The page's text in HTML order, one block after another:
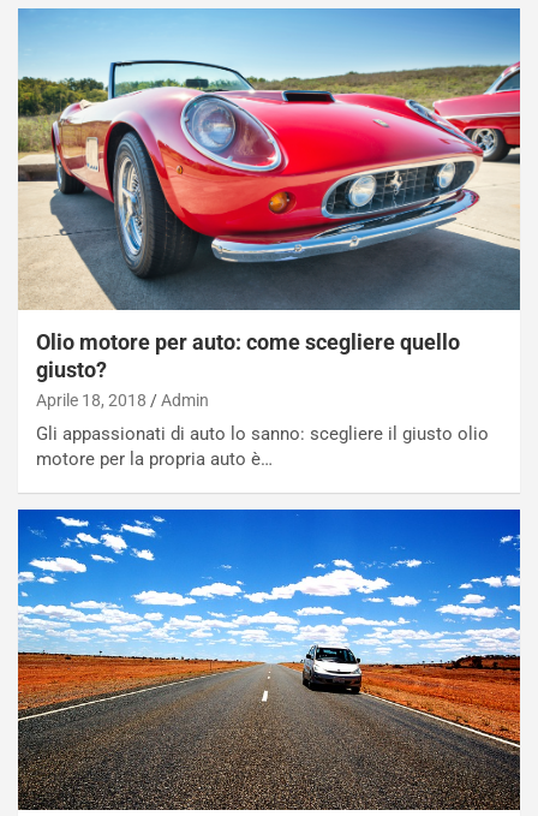
Olio motore per auto: come scegliere quello
giusto?
Aprile 18, 2018 Admin
Gli appassionati di auto lo sanno: scegliere il giusto olio
motore per la propria auto è…
N
i
s
s
n
Q
a
s
q
a
e
P
O
W
E
R
S
t
a
b
i
l
i
s
c